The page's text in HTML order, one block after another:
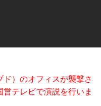
）のオフィスが襲撃さ
テレビで演説を行いま